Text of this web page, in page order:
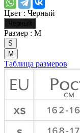
Цвет : Черный
Черный
Размер : M
S
M
Таблица размеров